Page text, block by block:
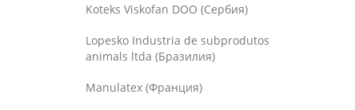
Koteks Viskofan DOO (Сербия)
Lopesko Industria de subprodutos
animals ltda (Бразилия)
Manulatex (Франция)